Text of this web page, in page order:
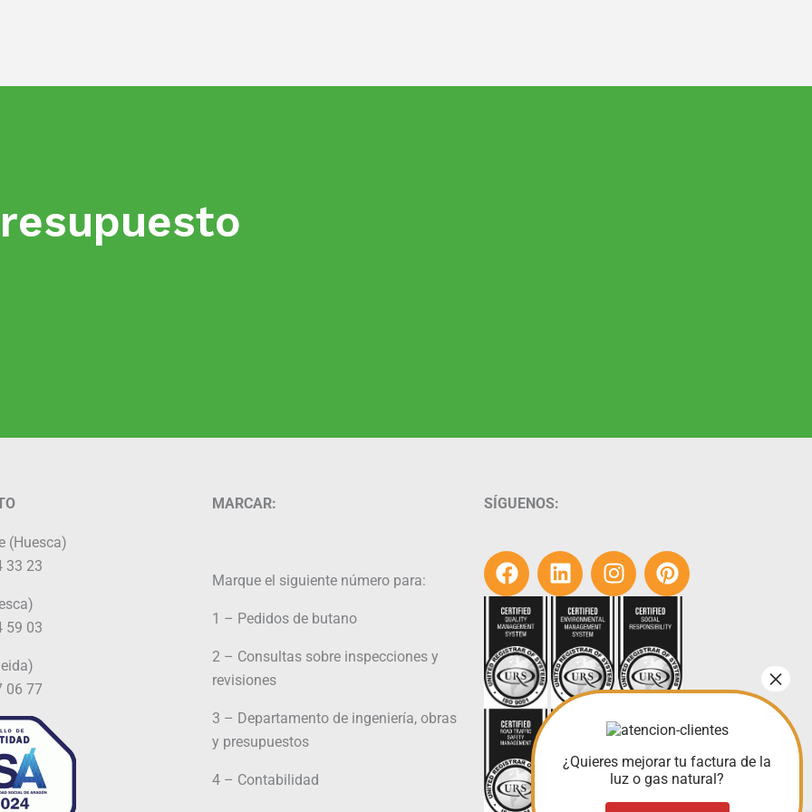
(Huesca)
33 23
59 03
06 77
MARCAR:
Marque el siguiente número para:
1 – Pedidos de butano
2 – Consultas sobre inspecciones y
revisiones
3 – Departamento de ingeniería, obras
y presupuestos
4 – Contabilidad
SÍGUENOS:
F
a
c
e
b
o
o
k
L
i
n
k
e
d
i
I
n
a
g
r
a
m
P
i
n
t
e
r
s
t
¿Quieres mejorar tu factura de la
luz o gas natural?